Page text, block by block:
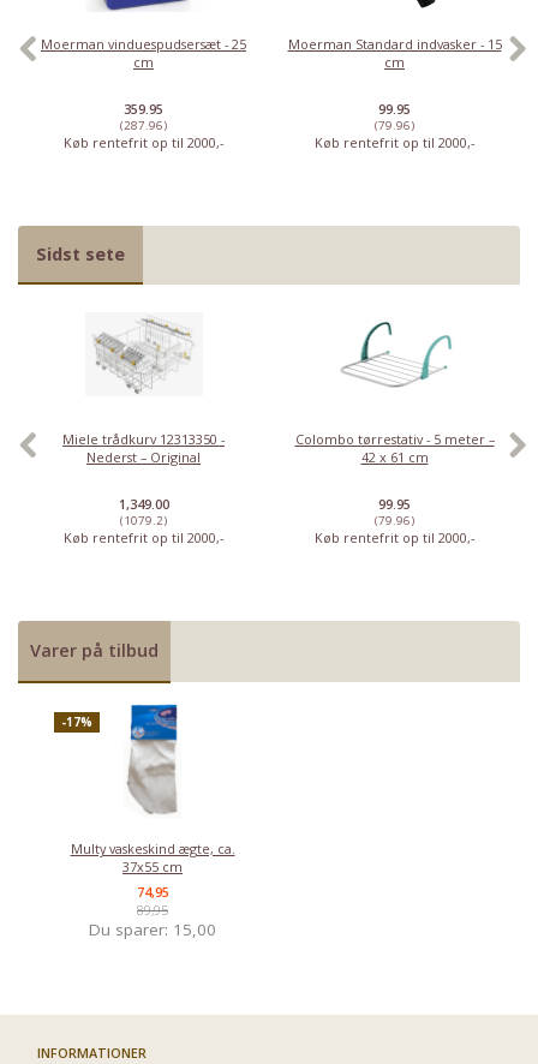
Moerman vinduespudsersæt - 25
cm
359.95
(287.96)
Køb rentefrit op til 2000,-
Moerman Standard indvasker - 15
cm
99.95
(79.96)
Køb rentefrit op til 2000,-
Sidst sete
Miele trådkurv 12313350 -
Nederst – Original
1,349.00
(1079.2)
Køb rentefrit op til 2000,-
Colombo tørrestativ - 5 meter –
42 x 61 cm
99.95
(79.96)
Køb rentefrit op til 2000,-
Varer på tilbud
-17%
Multy vaskeskind ægte, ca.
37x55 cm
74,95
89,95
Du sparer: 15,00
INFORMATIONER